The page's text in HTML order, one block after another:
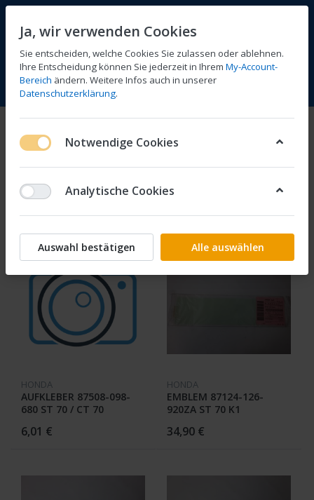
Menü Anmelden Vergleichen Wunschliste
Seitendeckel, Heckbürzel
Filtern Sortieren
HONDA
AUFKLEBER 87508-098-
680 ST 70 / CT 70
6,01 €
HONDA
EMBLEM 87124-126-
920ZA ST 70 K1
34,90 €
Ja, wir verwenden Cookies
Sie entscheiden, welche Cookies Sie zulassen oder ablehnen.
Ihre Entscheidung können Sie jederzeit in Ihrem My-Account-
Bereich ändern. Weitere Infos auch in unserer
Datenschutzerklärung.
Notwendige Cookies
Analytische Cookies
Auswahl bestätigen Alle auswählen